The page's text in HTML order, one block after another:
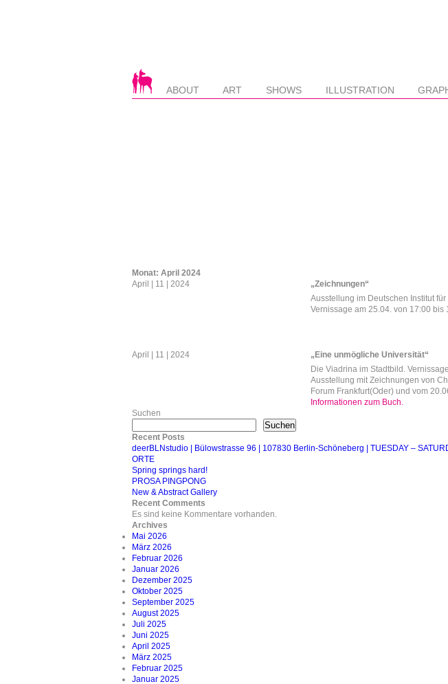
ABOUT ART SHOWS ILLUSTRATION
Monat: April 2024
April | 11 | 2024
„Zeichnungen“
Ausstellung im Deutschen Institut
Vernissage am 25.04. von 17:00 bis
April | 11 | 2024
„Eine unmögliche Universität“
Die Viadrina im Stadtbild.
Ausstellung mit Zeichnungen von
Forum Frankfurt(Oder) und vom
Informationen zum Buch.
Suchen
Suchen
Recent Posts
deerBLNstudio | Bülowstrasse 96 | 107830 Berlin-Schöneberg | TUESDAY –
ORTE
Spring springs hard!
PROSA PINGPONG
New & Abstract Gallery
Recent Comments
Es sind keine Kommentare vorhanden.
Archives
Mai 2026
März 2026
Februar 2026
Januar 2026
Dezember 2025
Oktober 2025
September 2025
August 2025
Juli 2025
Juni 2025
April 2025
März 2025
Februar 2025
Januar 2025